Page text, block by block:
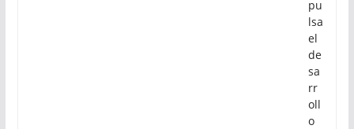
pu
lsa
el
de
sa
rr
oll
o